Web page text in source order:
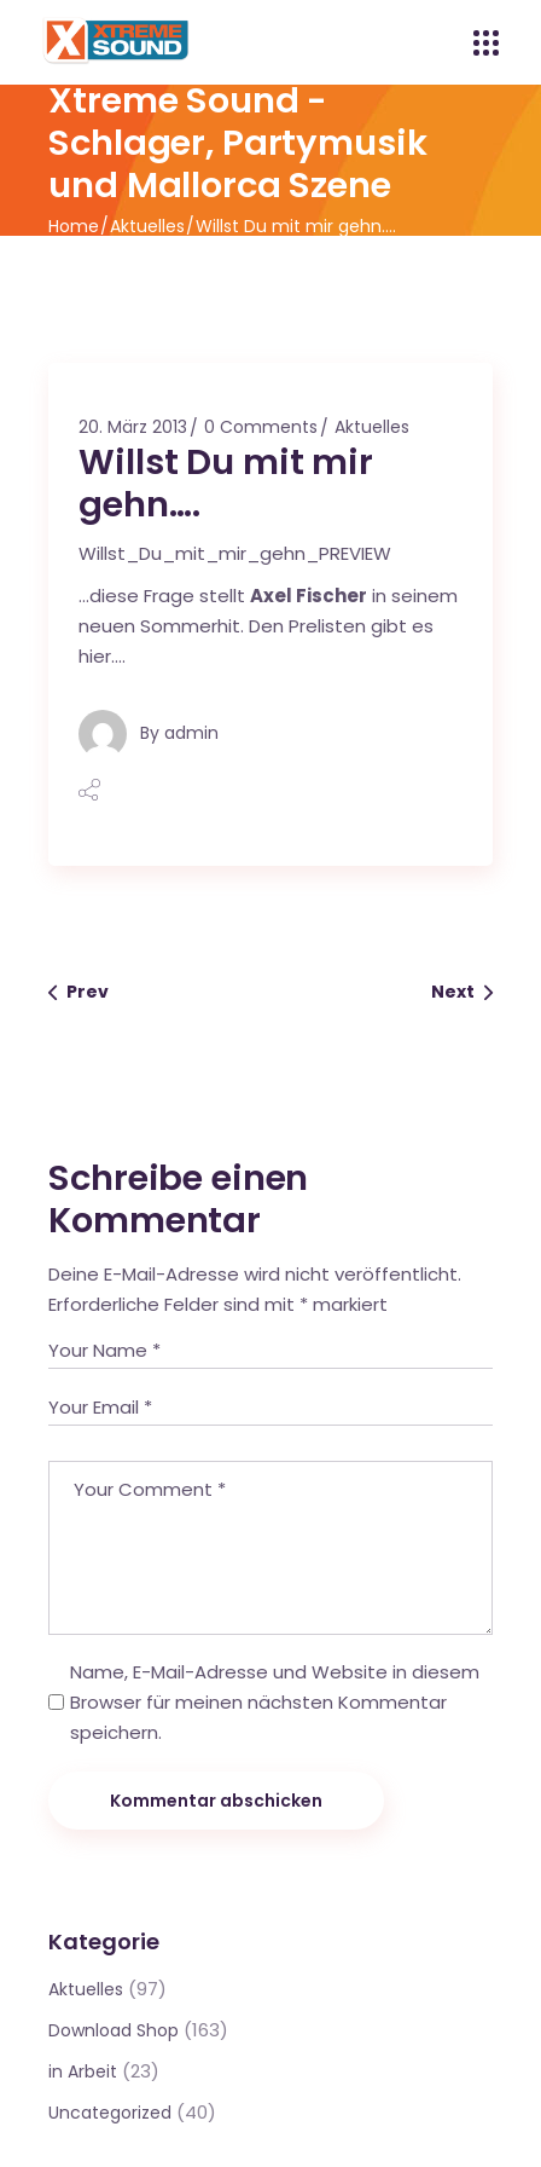
Xtreme Sound -
Schlager, Partymusik
und Mallorca Szene
Home Aktuelles Willst Du mit mir gehn….
20. März 2013 0 Comments Aktuelles
Willst Du mit mir
gehn….
Willst_Du_mit_mir_gehn_PREVIEW
…diese Frage stelltAxel Fischer in seinem
neuen Sommerhit. Den Prelisten gibt es
hier….
By admin
Prev Next
Schreibe einen
Kommentar
Deine E-Mail-Adresse wird nicht veröffentlicht.
Erforderliche Felder sind mit * markiert
Name, E-Mail-Adresse und Website in diesem
Browser für meinen nächsten Kommentar
speichern.
Kommentar abschicken
Kategorie
Aktuelles (97)
Download Shop (163)
in Arbeit (23)
Uncategorized (40)